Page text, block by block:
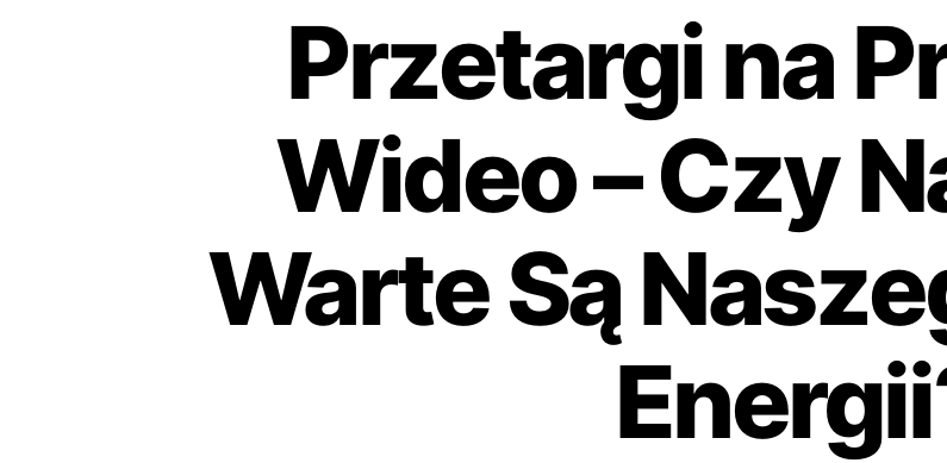
Przetargi na
Wideo – Czy
Warte Są